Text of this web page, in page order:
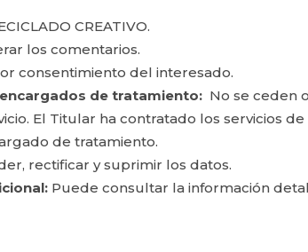
CREATIVO.
los comentarios.
consentimiento del interesado.
de tratamiento: No se ceden
El Titular ha contratado los servicios
de tratamiento.
rectificar y suprimir los datos.
Puede consultar la información